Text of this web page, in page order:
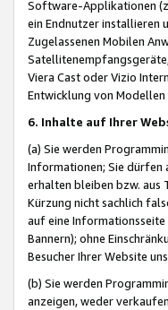
Software-Applikationen
ein Endnutzer installieren
Zugelassenen Mobilen
Viera Cast oder Vizio
Entwicklung von
6. Inhalte auf Ihrer
(a) Sie werden
Informationen; Sie dürfen
erhalten bleiben bzw. aus
Kürzung nicht sachlich
auf eine
Bannern); ohne
Besucher Ihrer Website
(b) Sie werden
anzeigen, weder